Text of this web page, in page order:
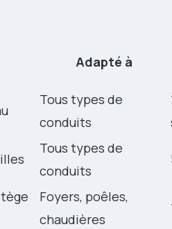
Adapté à
Tous types de
conduits
Tous types de
conduits
Foyers, poêles,
chaudières